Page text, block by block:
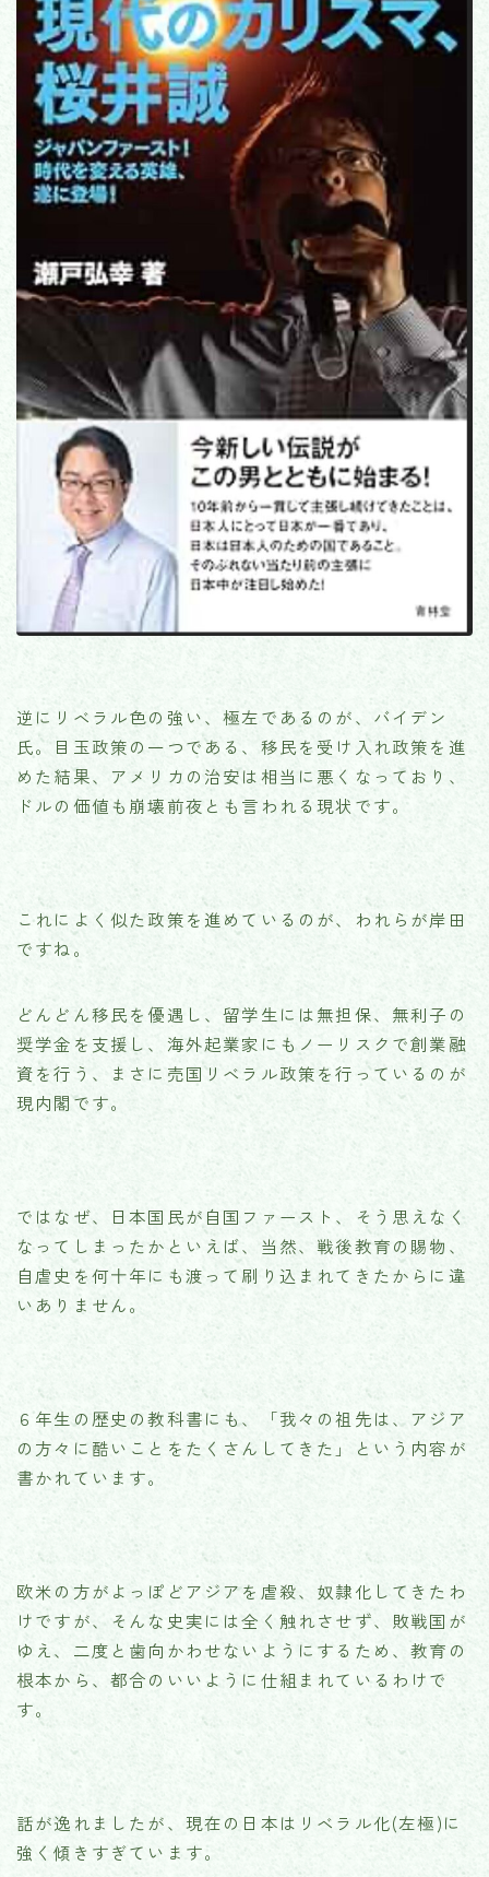
逆にリベラル色の強い、極左であるのが、バイデン
氏。目玉政策の一つである、移民を受け入れ政策を進
めた結果、アメリカの治安は相当に悪くなっており、
ドルの価値も崩壊前夜とも言われる現状です。
これによく似た政策を進めているのが、われらが岸田
ですね。
どんどん移民を優遇し、留学生には無担保、無利子の
奨学金を支援し、海外起業家にもノーリスクで創業融
資を行う、まさに売国リベラル政策を行っているのが
現内閣です。
ではなぜ、日本国民が自国ファースト、そう思えなく
なってしまったかといえば、当然、戦後教育の賜物、
自虐史を何十年にも渡って刷り込まれてきたからに違
いありません。
６年生の歴史の教科書にも、「我々の祖先は、アジア
の方々に酷いことをたくさんしてきた」という内容が
書かれています。
欧米の方がよっぽどアジアを虐殺、奴隷化してきたわ
けですが、そんな史実には全く触れさせず、敗戦国が
ゆえ、二度と歯向かわせないようにするため、教育の
根本から、都合のいいように仕組まれているわけで
す。
話が逸れましたが、現在の日本はリベラル化(左極)に
強く傾きすぎています。